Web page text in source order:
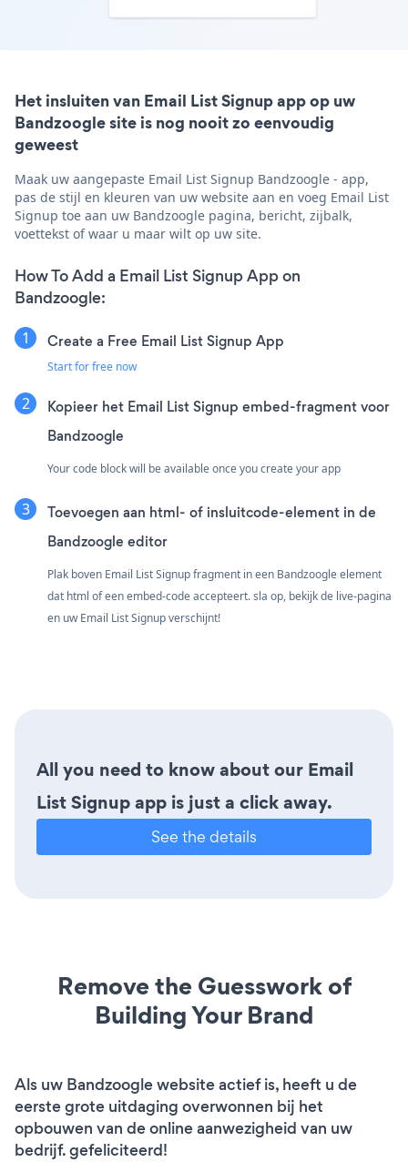
Het insluiten van Email List Signup app op uw
Bandzoogle site is nog nooit zo eenvoudig
geweest
Maak uw aangepaste Email List Signup Bandzoogle - app,
pas de stijl en kleuren van uw website aan en voeg Email List
Signup toe aan uw Bandzoogle pagina, bericht, zijbalk,
voettekst of waar u maar wilt op uw site.
How To Add a Email List Signup App on
Bandzoogle:
Create a Free Email List Signup App
Start for free now
Kopieer het Email List Signup embed-fragment voor
Bandzoogle
Your code block will be available once you create your app
Toevoegen aan html- of insluitcode-element in de
Bandzoogle editor
Plak boven Email List Signup fragment in een Bandzoogle element
dat html of een embed-code accepteert. sla op, bekijk de live-pagina
en uw Email List Signup verschijnt!
All you need to know about our Email
List Signup app is just a click away.
See the details
Remove the Guesswork of
Building Your Brand
Als uw Bandzoogle website actief is, heeft u de
eerste grote uitdaging overwonnen bij het
opbouwen van de online aanwezigheid van uw
bedrijf. gefeliciteerd!